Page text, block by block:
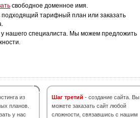
свободное доменное имя.
подходящий тарифный план или заказать
у нашего специалиста. Мы можем предложить
из
планов.
у нас
Шаг третий - создание сайта. Вы
можете заказать сайт любой
сложности, связавшись с нашим